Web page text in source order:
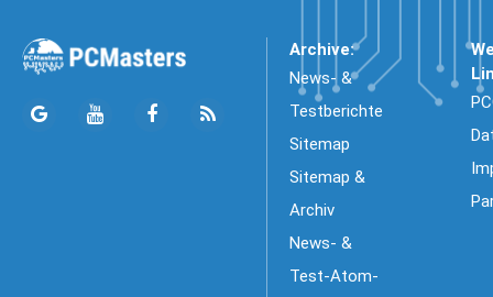
Archive:
News- &
Testberichte
Sitemap
Sitemap &
Archiv
News- &
Test-Atom-